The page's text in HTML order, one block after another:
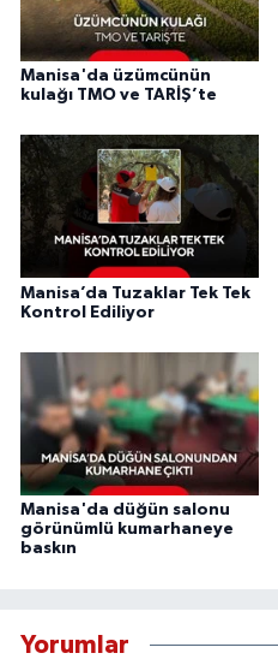
Manisa'da üzümcünün
kulağı TMO ve TARİŞ’te
Manisa’da Tuzaklar Tek Tek
Kontrol Ediliyor
Manisa'da düğün salonu
görünümlü kumarhaneye
baskın
Yorumlar